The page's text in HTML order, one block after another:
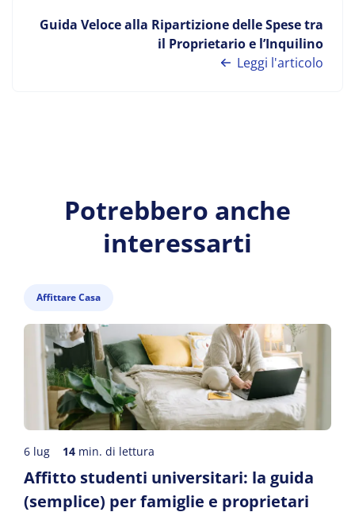
Guida Veloce alla Ripartizione delle Spese tra
il Proprietario e l’Inquilino
Leggi l'articolo
Potrebbero anche
interessarti
Affittare Casa
6 lug 14 min. di lettura
Affitto studenti universitari: la guida
(semplice) per famiglie e proprietari